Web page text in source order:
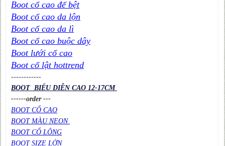
Boot cổ cao đế bệt
Boot cổ cao da lộn
Boot cổ cao da lì
Boot cổ cao buộc dây
Boot lưới cổ cao
Boot cổ lật hottrend
------------
BOOT BIỂU DIỄN CAO 12-17CM
------order ---
BOOT CỔ CAO
BOOT MÀU NEON
BOOT CỔ LÔNG
BOOT SIZE LỚN